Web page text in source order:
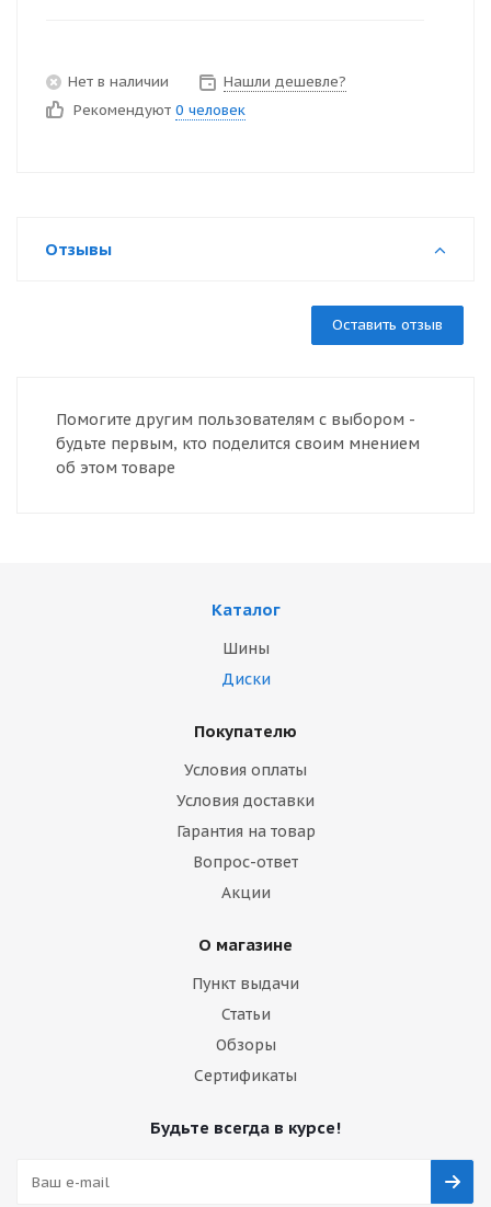
Нет в наличии
Нашли дешевле?
Рекомендуют 0 человек
Отзывы
Оставить отзыв
Помогите другим пользователям с выбором -
будьте первым, кто поделится своим мнением
об этом товаре
Каталог
Шины
Диски
Покупателю
Условия оплаты
Условия доставки
Гарантия на товар
Вопрос-ответ
Акции
О магазине
Пункт выдачи
Статьи
Обзоры
Сертификаты
Будьте всегда в курсе!